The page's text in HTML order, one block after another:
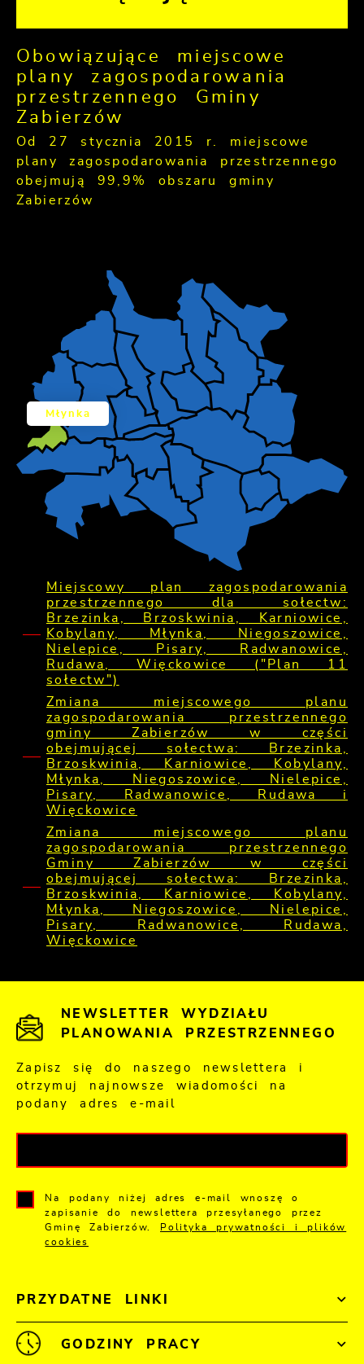
Obowiązujące miejscowe
plany zagospodarowania
przestrzennego Gminy
Zabierzów
Od 27 stycznia 2015 r. miejscowe
plany zagospodarowania przestrzennego
obejmują 99,9% obszaru gminy
Zabierzów
Młynka
Miejscowy plan zagospodarowania
przestrzennego dla sołectw:
Brzezinka, Brzoskwinia, Karniowice,
Kobylany, Młynka, Niegoszowice,
Nielepice, Pisary, Radwanowice,
Rudawa, Więckowice ("Plan 11
sołectw")
Zmiana miejscowego planu
zagospodarowania przestrzennego
gminy Zabierzów w części
obejmującej sołectwa: Brzezinka,
Brzoskwinia, Karniowice, Kobylany,
Młynka, Niegoszowice, Nielepice,
Pisary, Radwanowice, Rudawa i
Więckowice
Zmiana miejscowego planu
zagospodarowania przestrzennego
Gminy Zabierzów w części
obejmującej sołectwa: Brzezinka,
Brzoskwinia, Karniowice, Kobylany,
Młynka, Niegoszowice, Nielepice,
Pisary, Radwanowice, Rudawa,
Więckowice
PRZYDATNE LINKI
NEWSLETTER WYDZIAŁU
PLANOWANIA PRZESTRZENNEGO
Zapisz się do naszego newslettera i
otrzymuj najnowsze wiadomości na
podany adres e-mail
Na podany niżej adres e-mail wnoszę o
zapisanie do newslettera przesyłanego przez
Gminę Zabierzów.
Polityka prywatności i plików
cookies
GODZINY PRACY